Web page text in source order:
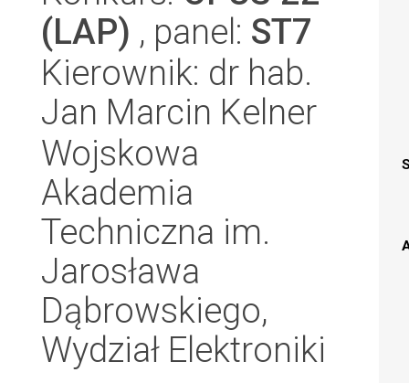
(LAP) , panel: ST7
Kierownik: dr hab.
Jan Marcin Kelner
Wojskowa
Akademia
Techniczna im.
Jarosława
Dąbrowskiego,
Wydział Elektroniki